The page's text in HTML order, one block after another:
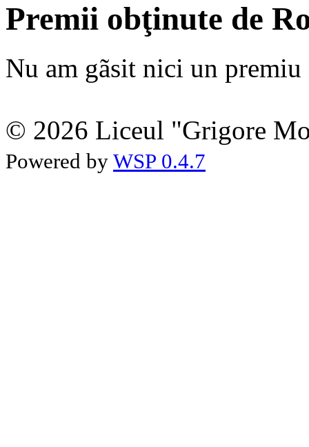
Premii obţinute de
Nu am gãsit nici un premiu
© 2026 Liceul "Grigore
Powered by WSP 0.4.7